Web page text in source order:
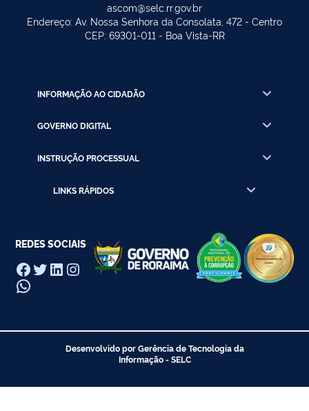
ascom@selc.rr.gov.br
Endereço: Av. Nossa Senhora da Consolata, 472 - Centro
CEP: 69301-011 - Boa Vista-RR
INFORMAÇÃO AO CIDADÃO
GOVERNO DIGITAL
INSTRUÇÃO PROCESSUAL
LINKS RÁPIDOS
REDES SOCIAIS
Facebook
Twitter
LinkedIn
Instagram
WhatsApp
Desenvolvido por Gerência de Tecnologia da
Informação - SELC